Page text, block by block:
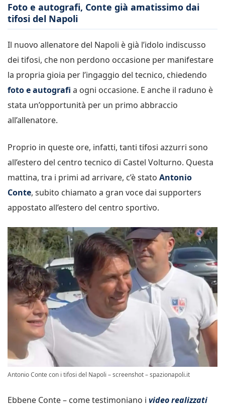
Foto e autografi, Conte già amatissimo dai
tifosi del Napoli
Il nuovo allenatore del Napoli è già l’idolo indiscusso
dei tifosi, che non perdono occasione per manifestare
la propria gioia per l’ingaggio del tecnico, chiedendo
foto e autografi a ogni occasione. E anche il raduno è
stata un’opportunità per un primo abbraccio
all’allenatore.
Proprio in queste ore, infatti, tanti tifosi azzurri sono
all’estero del centro tecnico di Castel Volturno. Questa
mattina, tra i primi ad arrivare, c’è stato Antonio
Conte, subito chiamato a gran voce dai supporters
appostato all’estero del centro sportivo.
Antonio Conte con i tifosi del Napoli – screenshot – spazionapoli.it
Ebbene Conte – come testimoniano i video realizzati